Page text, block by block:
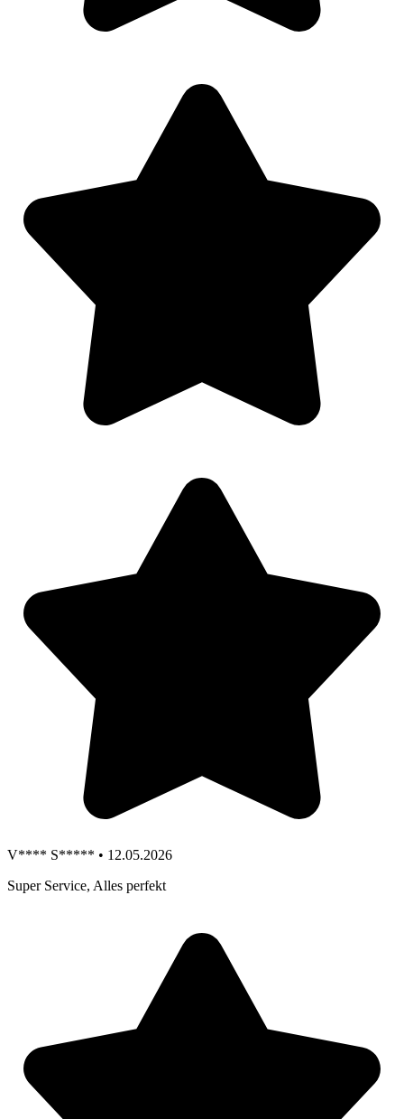
V**** S***** • 12.05.2026
Super Service, Alles perfekt